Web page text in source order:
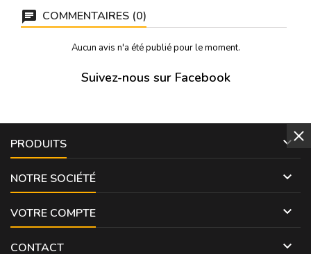
COMMENTAIRES (0)
Aucun avis n'a été publié pour le moment.
Suivez-nous sur Facebook
PRODUITS 
NOTRE SOCIÉTÉ 
VOTRE COMPTE 
CONTACT 